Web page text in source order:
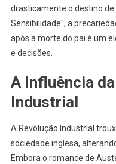
drasticamente o destino de
Sensibilidade", a
após a morte do pai é um
e decisões.
A Influência
Industrial
A Revolução Industrial
sociedade inglesa,
Embora o romance de